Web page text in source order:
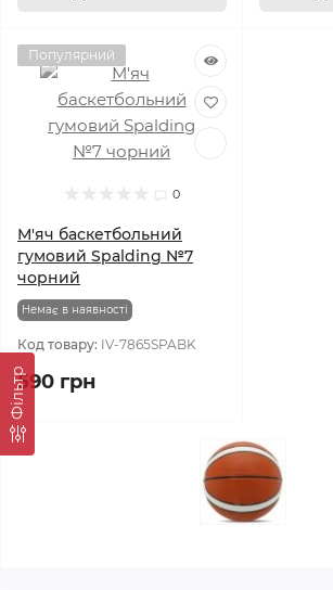
Фільтр
Популярний
0
М'яч баскетбольний
гумовий Spalding №7
чорний
Немає в наявності
Код товару: IV-7865SPABK
590 грн